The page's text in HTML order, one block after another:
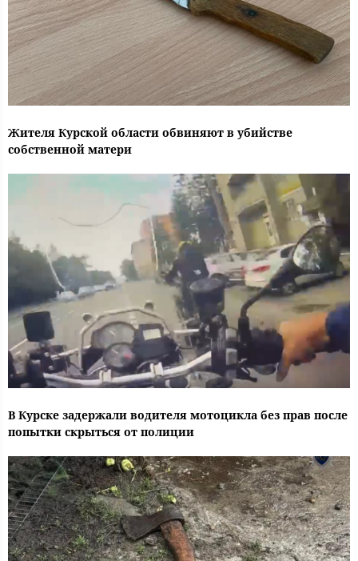
Жителя Курской области обвиняют в убийстве
собственной матери
В Курске задержали водителя мотоцикла без прав после
попытки скрыться от полиции